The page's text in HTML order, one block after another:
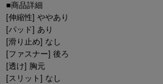
■商品詳細
[伸縮性] ややあり
[パッド] あり
[滑り止め] なし
[ファスナー] 後ろ
[透け] 胸元
[スリット] なし